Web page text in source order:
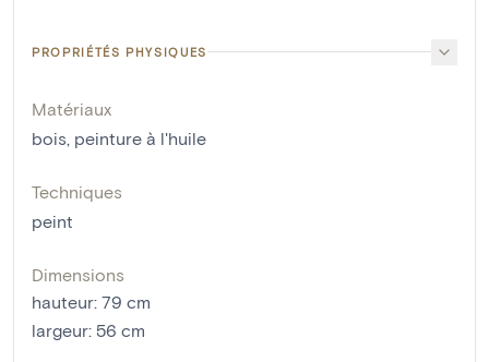
PROPRIÉTÉS PHYSIQUES
Matériaux
bois, peinture à l'huile
Techniques
peint
Dimensions
hauteur: 79 cm
largeur: 56 cm